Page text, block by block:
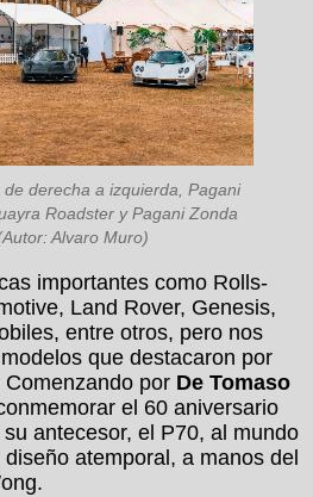
derecha a izquierda, Pagani
Roadster y Pagani Zonda
Alvaro Muro)
importantes como Rolls-
Land Rover, Genesis,
entre otros, pero nos
que destacaron por
por De Tomaso
el 60 aniversario
antecesor, el P70, al mundo
atemporal, a manos del